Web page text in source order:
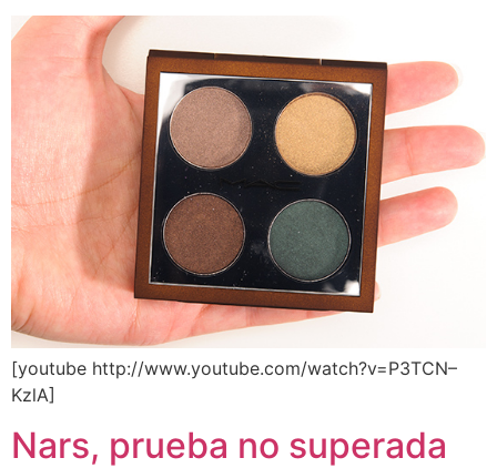
[youtube http://www.youtube.com/watch?v=P3TCN–
KzlA]
Nars, prueba no superada